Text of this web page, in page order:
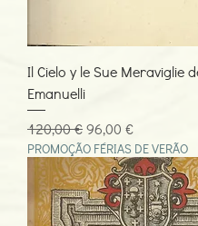
Il Cielo y le Sue Meraviglie
Emanuelli
Preço normal
120,00 €Preço promocional
96,00 €
PROMOÇÃO FÉRIAS DE VERÃO